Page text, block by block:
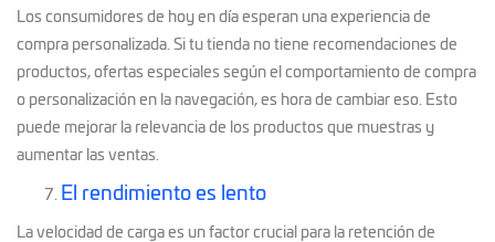
Los consumidores de hoy en día esperan una experiencia de
compra personalizada. Si tu tienda no tiene recomendaciones de
productos, ofertas especiales según el comportamiento de compra
o personalización en la navegación, es hora de cambiar eso. Esto
puede mejorar la relevancia de los productos que muestras y
aumentar las ventas.
El rendimiento es lento
La velocidad de carga es un factor crucial para la retención de